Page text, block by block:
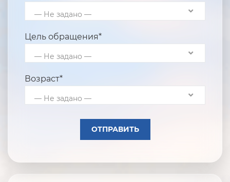
— Не задано —
Цель обращения*
— Не задано —
Возраст*
— Не задано —